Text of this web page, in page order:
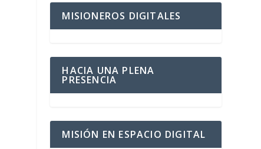
MISIONEROS DIGITALES
HACIA UNA PLENA
PRESENCIA
MISIÓN EN ESPACIO DIGITAL